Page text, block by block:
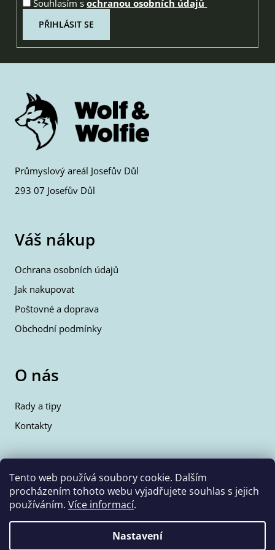
Tento web používá soubory cookie. Dalším
procházením tohoto webu vyjadřujete souhlas s jejich
používáním. Více informací.
Nastavení
Souhlasím sochranou osobních údajů
PŘIHLÁSIT SE
Průmyslový areál Josefův Důl
293 07 Josefův Důl
Váš nákup
Ochrana osobních údajů
Jak nakupovat
Poštovné a doprava
Obchodní podmínky
O nás
Rady a tipy
Kontakty
Kontakty
info@wolfie.cz
+420 777 350 662
Vytvořil Shoptet